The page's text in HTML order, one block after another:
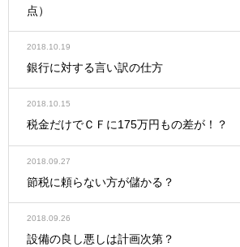
点）
2018.10.19
銀行に対する言い訳の仕方
2018.10.15
税金だけでＣＦに175万円もの差が！？
2018.09.27
節税に頼らない方が儲かる？
2018.09.26
設備の良し悪しは計画次第？